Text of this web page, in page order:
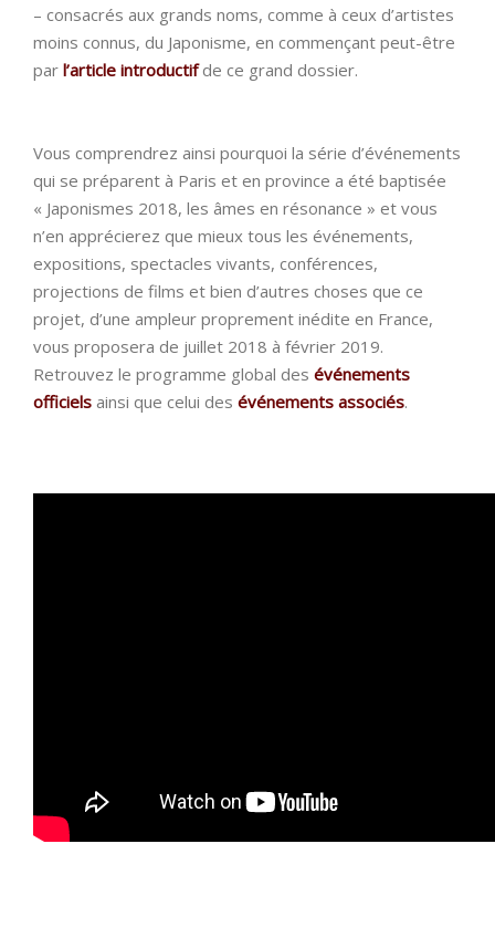
– consacrés aux grands noms, comme à ceux d’artistes
moins connus, du Japonisme, en commençant peut-être
par l’article introductifde ce grand dossier.
Vous comprendrez ainsi pourquoi la série d’événements
qui se préparent à Paris et en province a été baptisée
« Japonismes 2018, les âmes en résonance » et vous
n’en apprécierez que mieux tous les événements,
expositions, spectacles vivants, conférences,
projections de films et bien d’autres choses que ce
projet, d’une ampleur proprement inédite en France,
vous proposera de juillet 2018 à février 2019.
Retrouvez le programme global des événements
officiels ainsi que celui des événements associés.